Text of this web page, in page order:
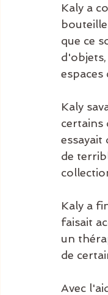
Kaly a
que ce
Kaly
certains
essayait
de
Kaly a
faisait
un
de
Avec